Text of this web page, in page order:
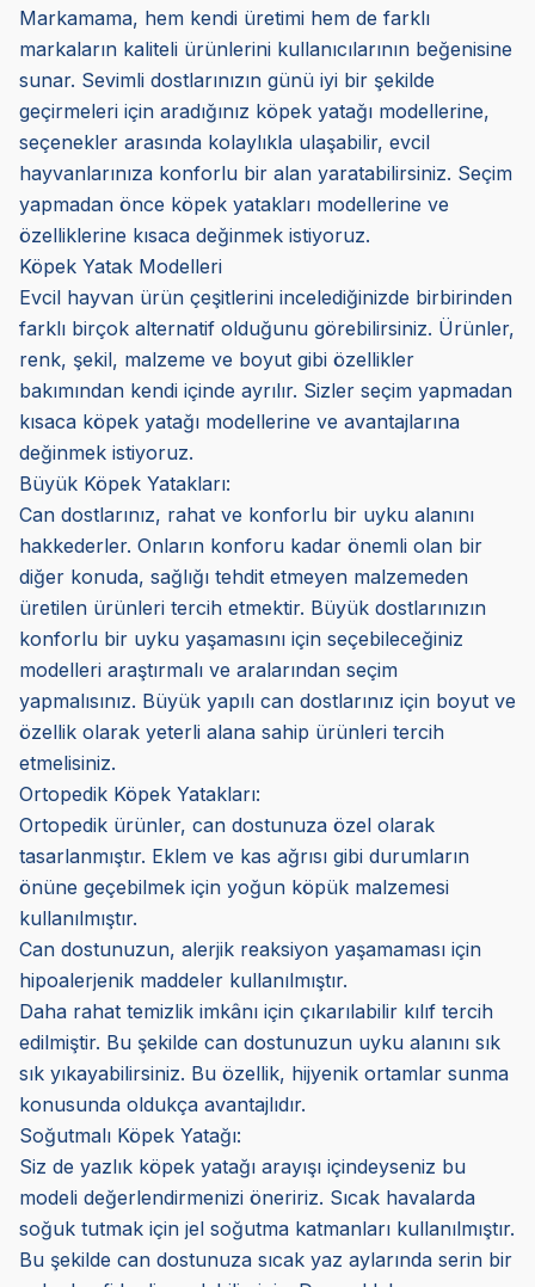
Markamama, hem kendi üretimi hem de farklı
markaların kaliteli ürünlerini kullanıcılarının beğenisine
sunar. Sevimli dostlarınızın günü iyi bir şekilde
geçirmeleri için aradığınız köpek yatağı modellerine,
seçenekler arasında kolaylıkla ulaşabilir, evcil
hayvanlarınıza konforlu bir alan yaratabilirsiniz. Seçim
yapmadan önce köpek yatakları modellerine ve
özelliklerine kısaca değinmek istiyoruz.
Köpek Yatak Modelleri
Evcil hayvan ürün çeşitlerini incelediğinizde birbirinden
farklı birçok alternatif olduğunu görebilirsiniz. Ürünler,
renk, şekil, malzeme ve boyut gibi özellikler
bakımından kendi içinde ayrılır. Sizler seçim yapmadan
kısaca köpek yatağı modellerine ve avantajlarına
değinmek istiyoruz.
Büyük Köpek Yatakları:
Can dostlarınız, rahat ve konforlu bir uyku alanını
hakkederler. Onların konforu kadar önemli olan bir
diğer konuda, sağlığı tehdit etmeyen malzemeden
üretilen ürünleri tercih etmektir. Büyük dostlarınızın
konforlu bir uyku yaşamasını için seçebileceğiniz
modelleri araştırmalı ve aralarından seçim
yapmalısınız. Büyük yapılı can dostlarınız için boyut ve
özellik olarak yeterli alana sahip ürünleri tercih
etmelisiniz.
Ortopedik Köpek Yatakları:
Ortopedik ürünler, can dostunuza özel olarak
tasarlanmıştır. Eklem ve kas ağrısı gibi durumların
önüne geçebilmek için yoğun köpük malzemesi
kullanılmıştır.
Can dostunuzun, alerjik reaksiyon yaşamaması için
hipoalerjenik maddeler kullanılmıştır.
Daha rahat temizlik imkânı için çıkarılabilir kılıf tercih
edilmiştir. Bu şekilde can dostunuzun uyku alanını sık
sık yıkayabilirsiniz. Bu özellik, hijyenik ortamlar sunma
konusunda oldukça avantajlıdır.
Soğutmalı Köpek Yatağı:
Siz de yazlık köpek yatağı arayışı içindeyseniz bu
modeli değerlendirmenizi öneririz. Sıcak havalarda
soğuk tutmak için jel soğutma katmanları kullanılmıştır.
Bu şekilde can dostunuza sıcak yaz aylarında serin bir